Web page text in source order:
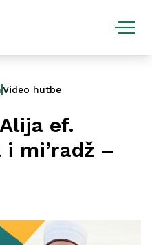
Video hutbe
ef.
mi’radž –